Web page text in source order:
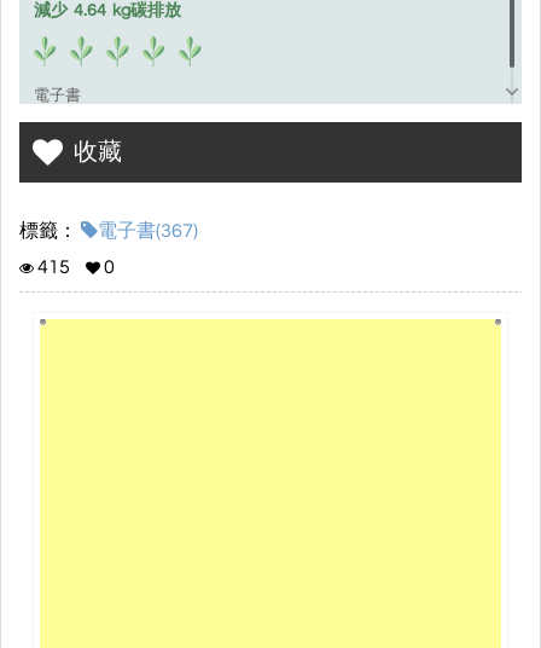
減少 4.64 kg碳排放
電子書
收藏
標籤：
電子書(367)
415
0